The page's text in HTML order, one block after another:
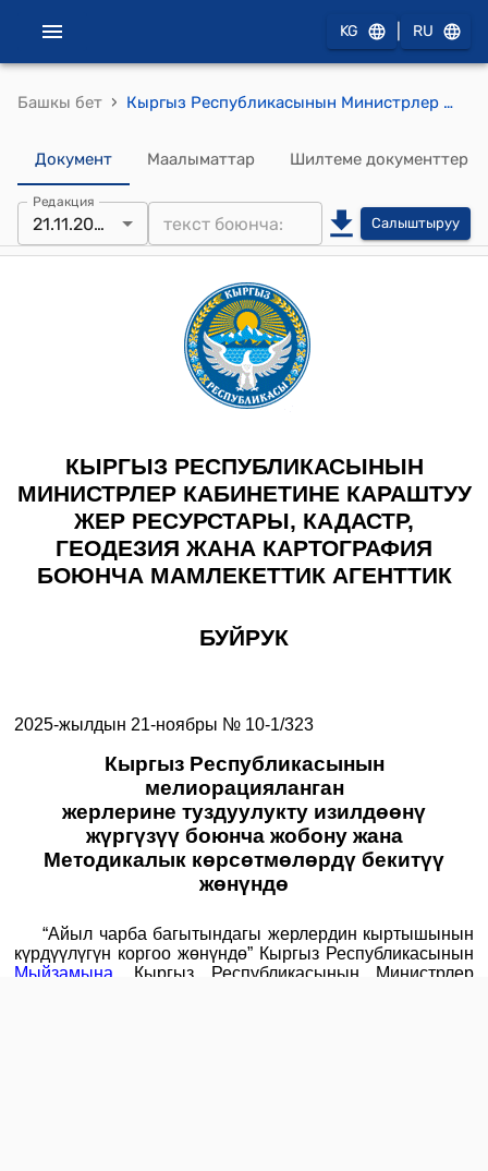
KG RU
Башкы бет › Кыргыз Республикасынын Министрлер Кабинетине караштуу Жер ресурстары, кадастр, геодезия жана картография боюнча мамлекеттик агенттигинин 2025-жылдын 21-ноябрындагы № 10-1/323 "Кыргыз Республикасынын мелиорацияланган жерлерине туздуулукту изилдөөнү жүргүзүү боюнча жобону жана Методикалык көрсөтмөлөрдү бекитүү жөнүндө" буйругу
Документ Маалыматтар Шилтеме документтер
Редакция
21.11.2025 Салыштыруу